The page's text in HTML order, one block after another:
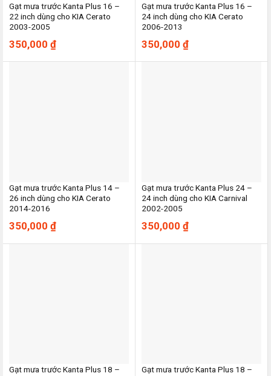
Gạt mưa trước Kanta Plus 16 –
22 inch dùng cho KIA Cerato
2003-2005
350,000 ₫
Gạt mưa trước Kanta Plus 16 –
24 inch dùng cho KIA Cerato
2006-2013
350,000 ₫
Gạt mưa trước Kanta Plus 14 –
26 inch dùng cho KIA Cerato
2014-2016
350,000 ₫
Gạt mưa trước Kanta Plus 24 –
24 inch dùng cho KIA Carnival
2002-2005
350,000 ₫
Gạt mưa trước Kanta Plus 18 –
Gạt mưa trước Kanta Plus 18 –